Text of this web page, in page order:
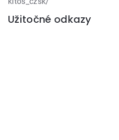
Užitočné odkazy